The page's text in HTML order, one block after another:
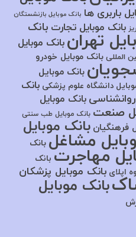
باربری ها بانک موبایل بازنشستگان
بانک موبایل تجارت بانک
تهران بانک موبایل
المللی بانک موبایل خودرو
بانک موبایل
دانشگاه علوم پزشکی بانک
بانک موبایل
صنعت بانک موبایل طب سنتی
فرهنگیان بانک موبایل
مشاغلبانک
مهاجرت بانک
اپلای بانک موبایل پزشکان
بانک موبایل